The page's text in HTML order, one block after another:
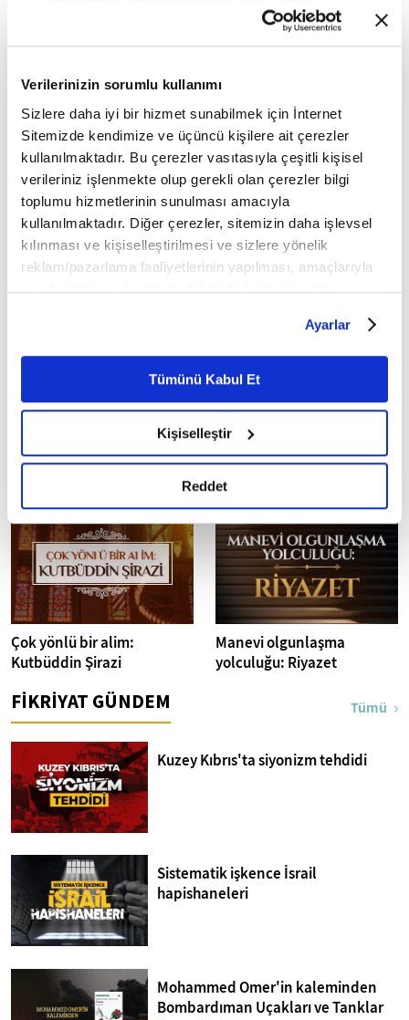
Verilerinizin sorumlu kullanımı
Sizlere daha iyi bir hizmet sunabilmek için İnternet
Sitemizde kendimize ve üçüncü kişilere ait çerezler
kullanılmaktadır. Bu çerezler vasıtasıyla çeşitli kişisel
verileriniz işlenmekte olup gerekli olan çerezler bilgi
toplumu hizmetlerinin sunulması amacıyla
kullanılmaktadır. Diğer çerezler, sitemizin daha işlevsel
kılınması ve kişiselleştirilmesi ve sizlere yönelik
reklam/pazarlama faaliyetlerinin yapılması, amaçlarıyla
sınırlı olarak açık rızanız dahilinde kullanılacaktır.
belirleyebilirsiniz. Çerezlere ilişkin detaylı bilgi için
Ayarlar butonuna tıklayabilir,Çerez Bilgilendirme
Metnimizi ziyaret edebilirsiniz.
6698 sayılı Kişisel Verilerin Korunması Kanunu uyarınca
okumak ve sitemizi ziyaretiniz kapsamında
gerçekleştirilen veri işleme faaliyetleri ile ilgili daha
detaylı bilgi almak için lütfentıklayınız.
Ayarlar
Tümünü Kabul Et
Kişiselleştir
Reddet
alıntılanan habere aktif link verilerek kullanılabilir.
Mobil Uygulamamızı İndirin
İLGİNİZİ ÇEKEBİLECEK DİĞER MAKALELER
Sultan Abdülhamid'in
Anadolu'nun devamı:
Çok yönlü bir alim:
Kutbüddin Şirazi
Manevi olgunlaşma
yolculuğu: Riyazet
FİKRİYAT GÜNDEM Tümü
Kuzey Kıbrıs'ta siyonizm tehdidi
Sistematik işkence İsrail
hapishaneleri
Mohammed Omer'in kaleminden
Bombardıman Uçakları ve Tanklar